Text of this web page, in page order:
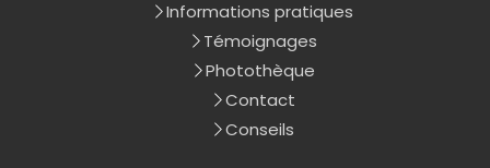
Informations pratiques
Témoignages
Photothèque
Contact
Conseils